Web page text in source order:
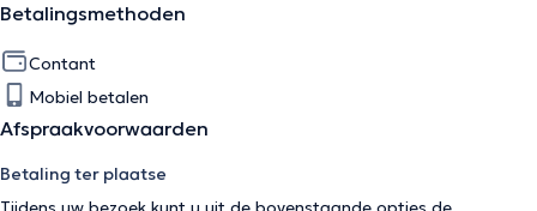
Betalingsmethoden
Contant
Mobiel betalen
Afspraakvoorwaarden
Betaling ter plaatse